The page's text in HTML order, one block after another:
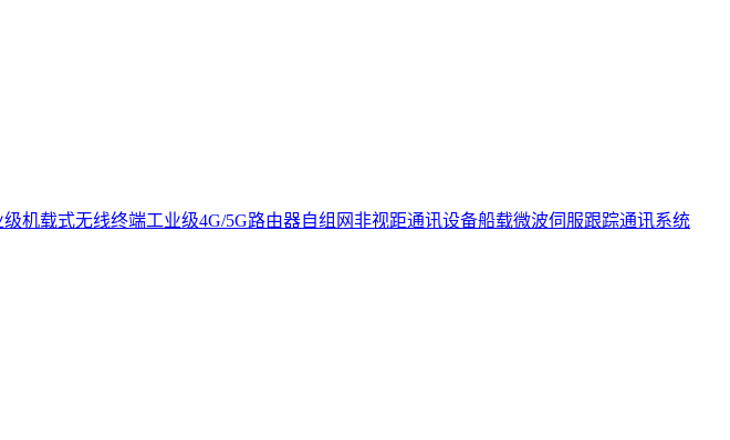
级机载式无线终端工业级4G/5G路由器自组网非视距通讯设备船载微波伺服跟踪通讯系统